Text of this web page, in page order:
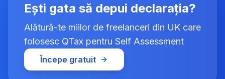
Ești gata să depui declarația?
Alătură-te miilor de freelanceri din UK care
folosesc QTax pentru Self Assessment
Începe gratuit